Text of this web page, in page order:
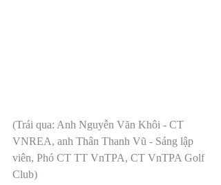
(Trái qua: Anh Nguyễn Văn Khôi - CT
VNREA, anh Thân Thanh Vũ - Sáng lập
viên, Phó CT TT VnTPA, CT VnTPA Golf
Club)